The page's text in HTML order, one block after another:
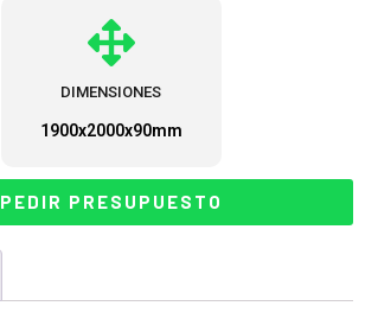
DIMENSIONES
1900x2000x90mm
PEDIR PRESUPUESTO